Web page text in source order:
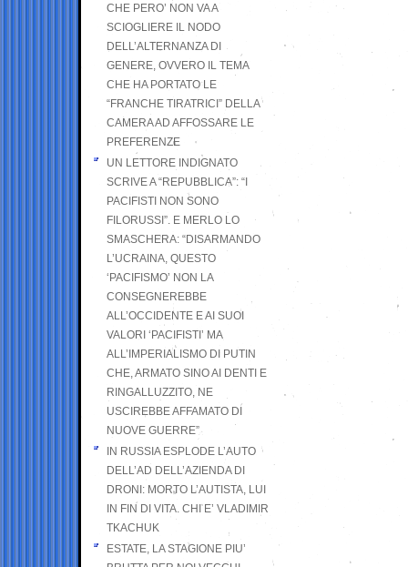
CHE PERO’ NON VA A
SCIOGLIERE IL NODO
DELL’ALTERNANZA DI
GENERE, OVVERO IL TEMA
CHE HA PORTATO LE
“FRANCHE TIRATRICI” DELLA
CAMERA AD AFFOSSARE LE
PREFERENZE
UN LETTORE INDIGNATO
SCRIVE A “REPUBBLICA”: “I
PACIFISTI NON SONO
FILORUSSI”. E MERLO LO
SMASCHERA: “DISARMANDO
L’UCRAINA, QUESTO
‘PACIFISMO’ NON LA
CONSEGNEREBBE
ALL’OCCIDENTE E AI SUOI
VALORI ‘PACIFISTI’ MA
ALL’IMPERIALISMO DI PUTIN
CHE, ARMATO SINO AI DENTI E
RINGALLUZZITO, NE
USCIREBBE AFFAMATO DI
NUOVE GUERRE”
IN RUSSIA ESPLODE L’AUTO
DELL’AD DELL’AZIENDA DI
DRONI: MORTO L’AUTISTA, LUI
IN FIN DI VITA. CHI E’ VLADIMIR
TKACHUK
ESTATE, LA STAGIONE PIU’